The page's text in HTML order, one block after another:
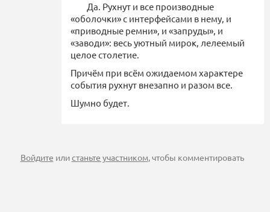
Да. Рухнут и все производные
«оболочки» с интерфейсами в нему, и
«приводные ремни», и «запруды», и
«заводи»: весь уютный мирок, лелеемый
целое столетие.
Причём при всём ожидаемом характере
события рухнут внезапно и разом все.
Шумно будет.
Войдите илистаньте участником, чтобы комментировать